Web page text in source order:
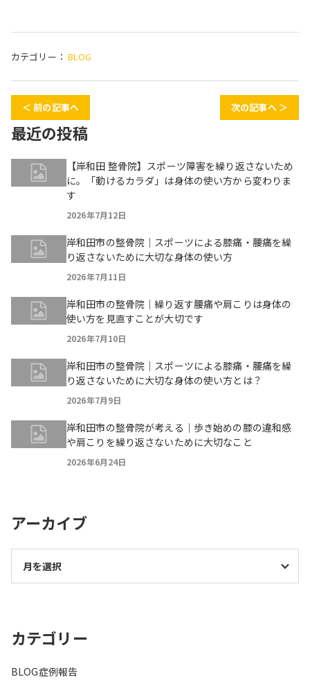
カテゴリー： BLOG
＜ 前の記事へ 次の記事へ ＞
最近の投稿
【岸和田 整骨院】スポーツ障害を繰り返さないため
に。「動けるカラダ」は身体の使い方から変わりま
す
2026年7月12日
岸和田市の整骨院｜スポーツによる膝痛・腰痛を繰
り返さないために大切な身体の使い方
2026年7月11日
岸和田市の整骨院｜繰り返す腰痛や肩こりは身体の
使い方を見直すことが大切です
2026年7月10日
岸和田市の整骨院｜スポーツによる膝痛・腰痛を繰
り返さないために大切な身体の使い方とは？
2026年7月9日
岸和田市の整骨院が考える｜歩き始めの膝の違和感
や肩こりを繰り返さないために大切なこと
2026年6月24日
アーカイブ
カテゴリー
BLOG症例報告